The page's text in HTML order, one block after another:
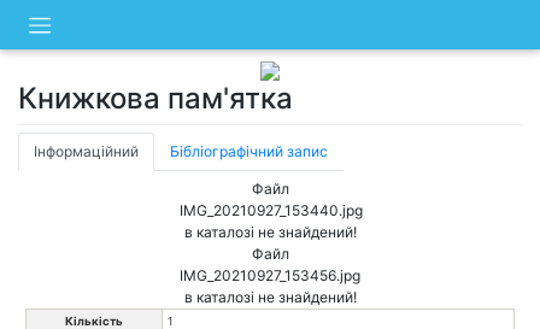
content
Книжкова пам'ятка
Інформаційний Бібліографічний запис
Файл
IMG_20210927_153440.jpg
в каталозі не знайдений!
Файл
IMG_20210927_153456.jpg
в каталозі не знайдений!
Кількість
1